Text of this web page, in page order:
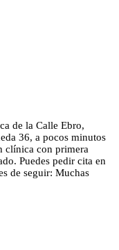
de la Calle Ebro,
36, a pocos minutos
clínica con primera
Puedes pedir cita en
de seguir: Muchas